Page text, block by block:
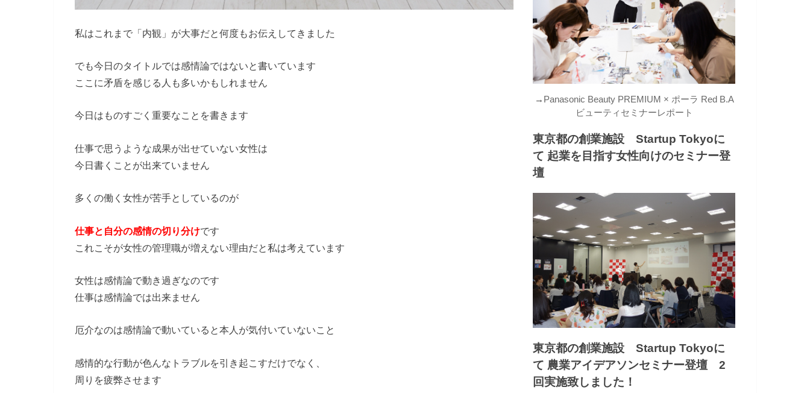
私はこれまで「内観」が大事だと何度もお伝えしてきました
でも今日のタイトルでは感情論ではないと書いています
ここに矛盾を感じる人も多いかもしれません
今日はものすごく重要なことを書きます
仕事で思うような成果が出せていない女性は
今日書くことが出来ていません
多くの働く女性が苦手としているのが
仕事と自分の感情の切り分けです
これこそが女性の管理職が増えない理由だと私は考えています
女性は感情論で動き過ぎなのです
仕事は感情論では出来ません
厄介なのは感情論で動いていると本人が気付いていないこと
感情的な行動が色んなトラブルを引き起こすだけでなく、
周りを疲弊させます
→ Panasonic Beauty PREMIUM × ポーラ Red B.A
ビューティセミナーレポート
東京都の創業施設 Startup Tokyoに
て 起業を目指す女性向けのセミナー登
壇
東京都の創業施設 Startup Tokyoに
て 農業アイデアソンセミナー登壇 2
回実施致しました！